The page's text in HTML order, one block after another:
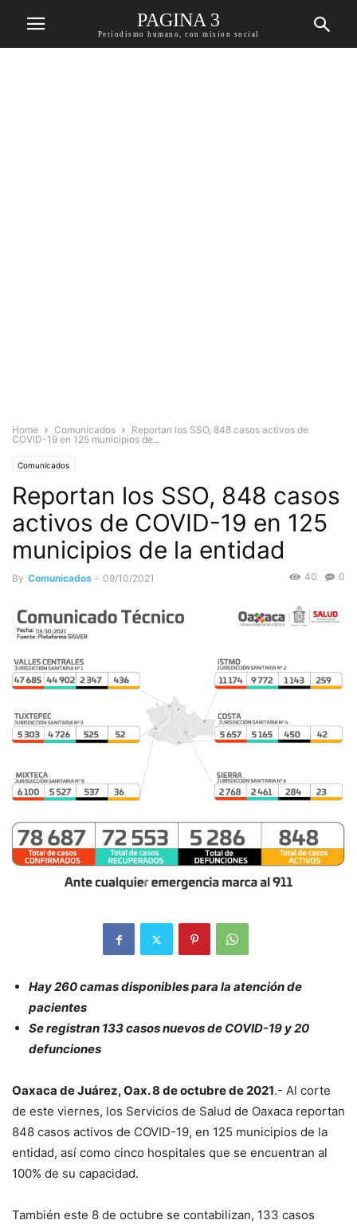
PAGINA 3
Periodismo humano, con mision social
Home Comunicados
Reportan los SSO, 848 casos activos de
COVID-19 en 125 municipios de...
Comunicados
Reportan los SSO, 848 casos
activos de COVID-19 en 125
municipios de la entidad
By Comunicados - 09/10/2021 0
40
Hay 260 camas disponibles para la atención de
pacientes
Se registran 133 casos nuevos de COVID-19 y 20
defunciones
Oaxaca de Juárez, Oax. 8 de octubre de 2021.- Al corte
de este viernes, los Servicios de Salud de Oaxaca reportan
848 casos activos de COVID-19, en 125 municipios de la
entidad, así como cinco hospitales que se encuentran al
100% de su capacidad.
También este 8 de octubre se contabilizan, 133 casos